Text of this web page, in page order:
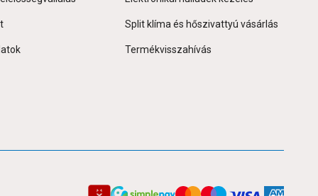
Split klíma és hőszivattyú vásárlás
Termékvisszahívás